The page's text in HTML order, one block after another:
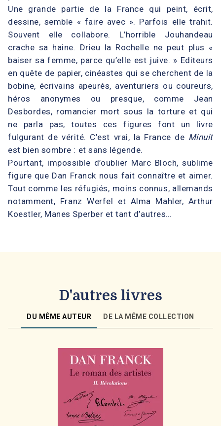
Une grande partie de la France qui peint, écrit,
dessine, semble « faire avec ». Parfois elle trahit.
Souvent elle collabore. L’horrible Jouhandeau
crache sa haine. Drieu la Rochelle ne peut plus «
baiser sa femme, parce qu’elle est juive. » Editeurs
en quête de papier, cinéastes qui se cherchent de la
bobine, écrivains apeurés, aventuriers ou coureurs,
héros anonymes ou presque, comme Jean
Desbordes, romancier mort sous la torture et qui
ne parla pas, toutes ces figures font un livre
fulgurant de vérité. C’est vrai, la France de Minuit
est bien sombre : et sans légende.
Pourtant, impossible d’oublier Marc Bloch, sublime
figure que Dan Franck nous fait connaître et aimer.
Tout comme les réfugiés, moins connus, allemands
notamment, Franz Werfel et Alma Mahler, Arthur
Koestler, Manes Sperber et tant d’autres…
D'autres livres
DU MÊME AUTEUR DE LA MÊME COLLECTION